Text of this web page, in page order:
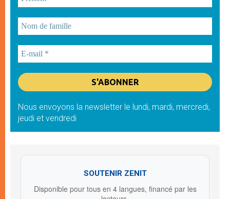
Nous envoyons la newsletter le lundi, mardi, mercredi,
jeudi et vendredi
SOUTENIR ZENIT
Disponible pour tous en 4 langues, financé par les